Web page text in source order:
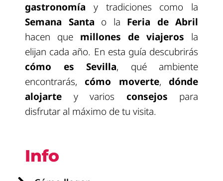
gastronomía y tradiciones como la
Semana Santa o la Feria de Abril
hacen que millones de viajeros la
elijan cada año. En esta guía descubrirás
cómo es Sevilla, qué ambiente
encontrarás, cómo moverte, dónde
alojarte y varios consejos para
disfrutar al máximo de tu visita.
Info